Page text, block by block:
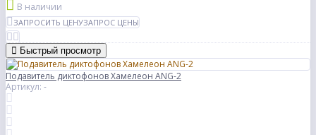
В наличии
ЗАПРОСИТЬ ЦЕНУЗАПРОС ЦЕНЫ
Быстрый просмотр
Подавитель диктофонов Хамелеон ANG-2
Артикул: -